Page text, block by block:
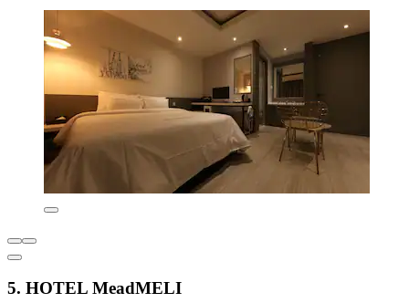
5. HOTEL MeadMELI